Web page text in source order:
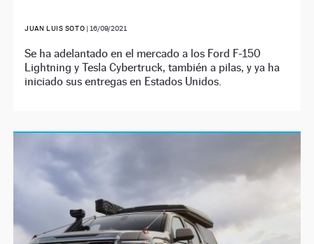
JUAN LUIS SOTO | 16/09/2021
Se ha adelantado en el mercado a los Ford F-150
Lightning y Tesla Cybertruck, también a pilas, y ya ha
iniciado sus entregas en Estados Unidos.